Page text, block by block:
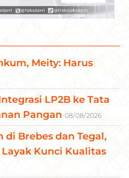
Meity: Harus
LP2B ke Tata
Pangan 08/08/2026
di Brebes dan Tegal,
Kunci Kualitas